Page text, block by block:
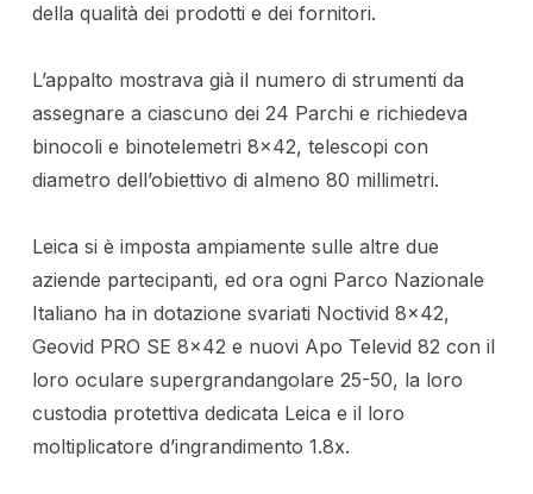
della qualità dei prodotti e dei fornitori.
L’appalto mostrava già il numero di strumenti da
assegnare a ciascuno dei 24 Parchi e richiedeva
binocoli e binotelemetri 8×42, telescopi con
diametro dell’obiettivo di almeno 80 millimetri.
Leica si è imposta ampiamente sulle altre due
aziende partecipanti, ed ora ogni Parco Nazionale
Italiano ha in dotazione svariati Noctivid 8×42,
Geovid PRO SE 8×42 e nuovi Apo Televid 82 con il
loro oculare supergrandangolare 25-50, la loro
custodia protettiva dedicata Leica e il loro
moltiplicatore d’ingrandimento 1.8x.